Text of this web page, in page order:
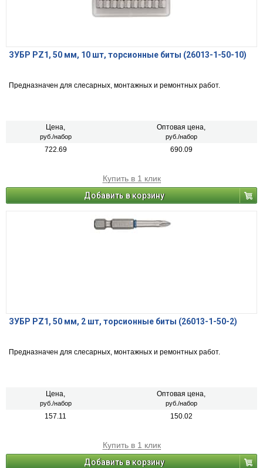
ЗУБР PZ1, 50 мм, 10 шт, торсионные биты (26013-1-50-10)
Предназначен для слесарных, монтажных и ремонтных работ.
Цена,
руб./набор
Оптовая цена,
руб./набор
722.69 690.09
Купить в 1 клик
Добавить в корзину
ЗУБР PZ1, 50 мм, 2 шт, торсионные биты (26013-1-50-2)
Предназначен для слесарных, монтажных и ремонтных работ.
Цена,
руб./набор
Оптовая цена,
руб./набор
157.11 150.02
Купить в 1 клик
Добавить в корзину